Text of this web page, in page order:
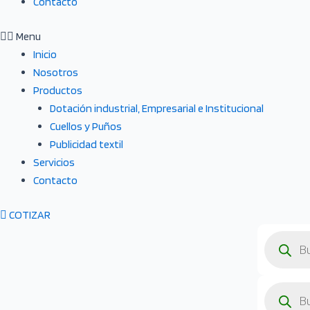
Menu
Inicio
Nosotros
Productos
Dotación industrial, Empresarial e Institucional
Cuellos y Puños
Publicidad textil
Servicios
Contacto
COTIZAR